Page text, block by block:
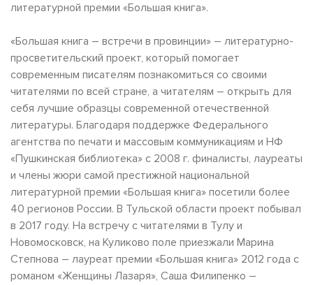
литературной премии «Большая книга».
«Большая книга – встречи в провинции» – литературно-
просветительский проект, который помогает
современным писателям познакомиться со своими
читателями по всей стране, а читателям – открыть для
себя лучшие образцы современной отечественной
литературы. Благодаря поддержке Федерального
агентства по печати и массовым коммуникациям и НФ
«Пушкинская библиотека» с 2008 г. финалисты, лауреаты
и члены жюри самой престижной национальной
литературной премии «Большая книга» посетили более
40 регионов России. В Тульской области проект побывал
в 2017 году. На встречу с читателями в Тулу и
Новомосковск, на Куликово поле приезжали Марина
Степнова – лауреат премии «Большая книга» 2012 года с
романом «Женщины Лазаря», Саша Филипенко –